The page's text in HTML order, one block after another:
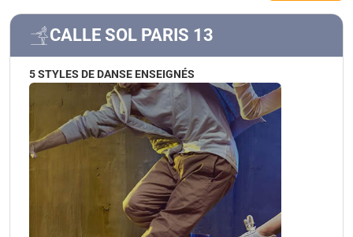
CALLE SOL PARIS 13
5 STYLES DE DANSE ENSEIGNÉS